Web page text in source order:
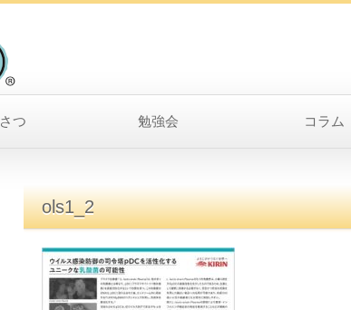
つ 勉強会 コラム
ols1_2